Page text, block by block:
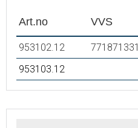
Art.no VVS
953102.12 771871331
953103.12